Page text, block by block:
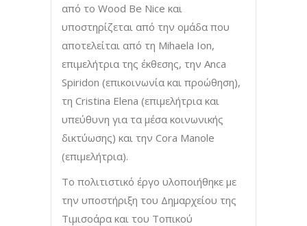
από το Wood Be Nice και
υποστηρίζεται από την ομάδα που
αποτελείται από τη Mihaela Ion,
επιμελήτρια της έκθεσης, την Anca
Spiridon (επικοινωνία και προώθηση),
τη Cristina Elena (επιμελήτρια και
υπεύθυνη για τα μέσα κοινωνικής
δικτύωσης) και την Cora Manole
(επιμελήτρια).
Το πολιτιστικό έργο υλοποιήθηκε με
την υποστήριξη του Δημαρχείου της
Τιμισοάρα και του Τοπικού